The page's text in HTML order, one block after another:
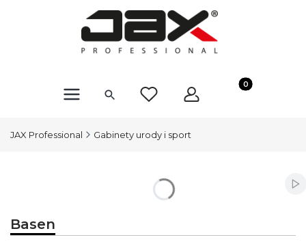
Produkty w
JAX Professional Gabinety urody i sport
Basen